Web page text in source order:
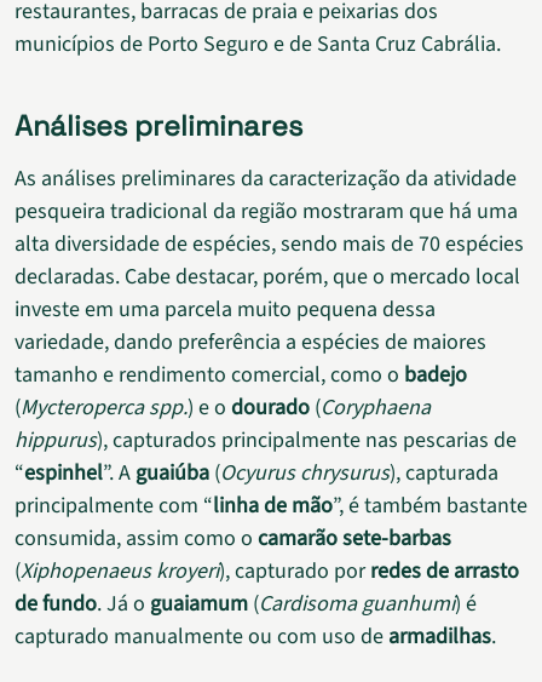
restaurantes, barracas de praia e peixarias dos
municípios de Porto Seguro e de Santa Cruz Cabrália.
Análises preliminares
As análises preliminares da caracterização da atividade
pesqueira tradicional da região mostraram que há uma
alta diversidade de espécies, sendo mais de 70 espécies
declaradas. Cabe destacar, porém, que o mercado local
investe em uma parcela muito pequena dessa
variedade, dando preferência a espécies de maiores
tamanho e rendimento comercial, como o badejo
(Mycteroperca spp.) e o dourado (Coryphaena
hippurus), capturados principalmente nas pescarias de
“espinhel”. Aguaiúba (Ocyurus chrysurus), capturada
principalmente com “linha de mão”, é também bastante
consumida, assim como o camarão sete-barbas
(Xiphopenaeus kroyeri), capturado porredes de arrasto
de fundo. Já o guaiamum (Cardisoma guanhumi) é
capturado manualmente ou com uso de armadilhas.